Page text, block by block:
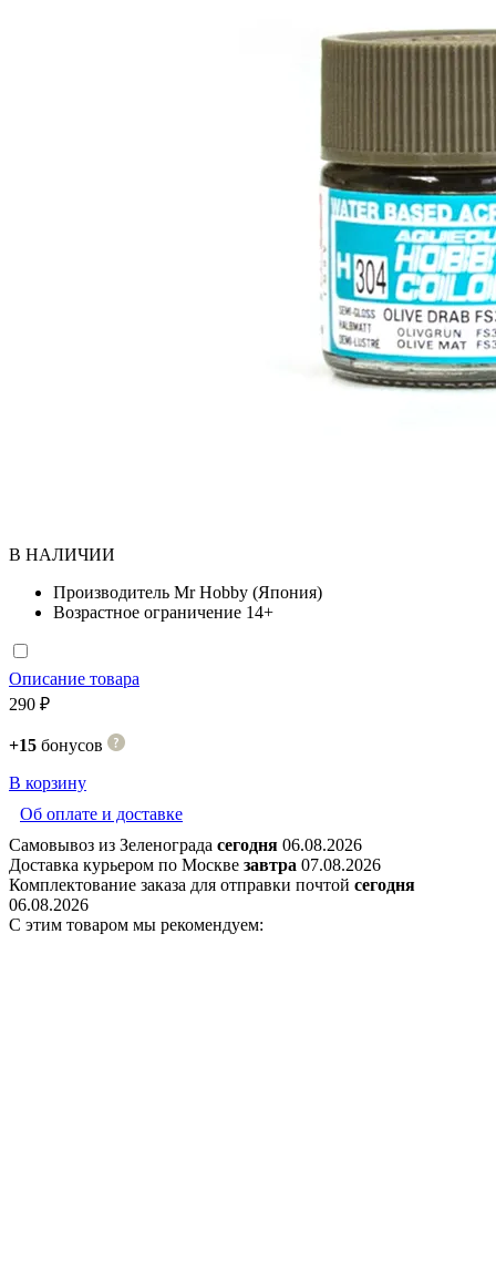
В НАЛИЧИИ
Производитель Mr Hobby (Япония)
Возрастное ограничение 14+
Описание товара
290 ₽
+15 бонусов
В корзину
Об оплате и доставке
Самовывоз из Зеленограда сегодня 06.08.2026
Доставка курьером по Москве завтра 07.08.2026
Комплектование заказа для отправки почтой сегодня
06.08.2026
С этим товаром мы рекомендуем: